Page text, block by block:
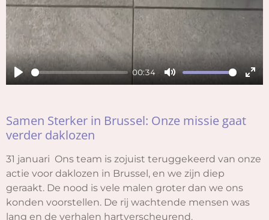
P
a
y
00:34
M
t
E
Samen Sterker in Brussel: Onze missie gaat
verder daklozen
31 januari Ons team is zojuist teruggekeerd van onze
actie voor daklozen in Brussel, en we zijn diep
geraakt. De nood is vele malen groter dan we ons
konden voorstellen. De rij wachtende mensen was
lang en de verhalen hartverscheurend.